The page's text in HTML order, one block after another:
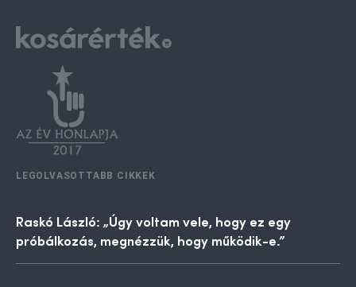
LEGOLVASOTTABB CIKKEK
Raskó László: „Úgy voltam vele, hogy ez egy
próbálkozás, megnézzük, hogy működik-e.”